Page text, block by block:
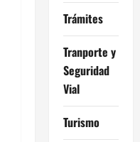
Trámites
Tranporte y
Seguridad
Vial
Turismo